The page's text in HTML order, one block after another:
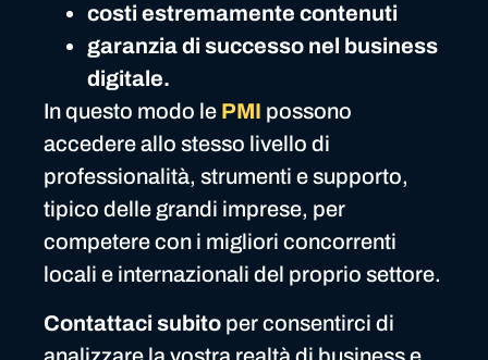
costi estremamente contenuti
garanzia di successo nel business
digitale.
In questo modo le PMI possono
accedere allo stesso livello di
professionalità, strumenti e supporto,
tipico delle grandi imprese, per
competere con i migliori concorrenti
locali e internazionali del proprio settore.
Contattaci subito per consentirci di